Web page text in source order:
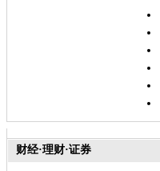
财经·理财·证券